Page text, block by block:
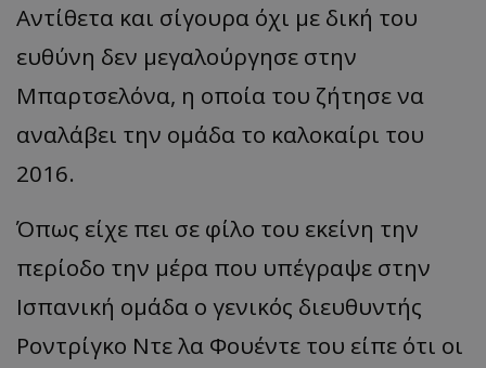
Αντίθετα και σίγουρα όχι με δική του
ευθύνη δεν μεγαλούργησε στην
Μπαρτσελόνα, η οποία του ζήτησε να
αναλάβει την ομάδα το καλοκαίρι του
2016.
Όπως είχε πει σε φίλο του εκείνη την
περίοδο την μέρα που υπέγραψε στην
Ισπανική ομάδα ο γενικός διευθυντής
Ροντρίγκο Ντε λα Φουέντε του είπε ότι οι